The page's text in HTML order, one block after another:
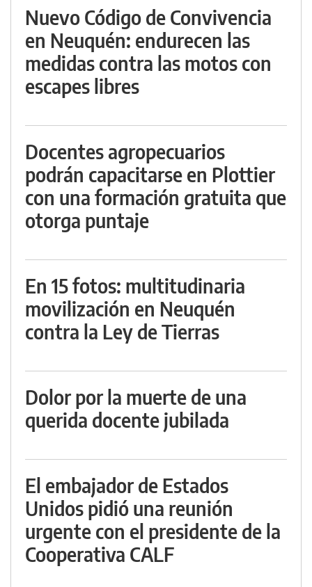
Nuevo Código de Convivencia
en Neuquén: endurecen las
medidas contra las motos con
escapes libres
Docentes agropecuarios
podrán capacitarse en Plottier
con una formación gratuita que
otorga puntaje
En 15 fotos: multitudinaria
movilización en Neuquén
contra la Ley de Tierras
Dolor por la muerte de una
querida docente jubilada
El embajador de Estados
Unidos pidió una reunión
urgente con el presidente de la
Cooperativa CALF